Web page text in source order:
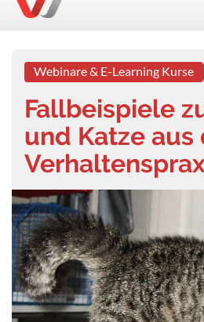
Webinare & E-Learning Kurse
Fallbeispiele
und Katze aus